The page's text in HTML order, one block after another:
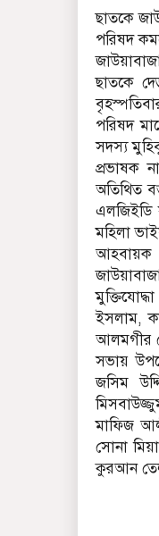
ছাতকে
পরিষদ
ছাতকে
পরিষদ
সদস্য
প্রভাষক
অতিথিত
এলজিইডি
মহিলা
আহবায়ক
ইসলাম,
আলমগীর
সভায়
জসিম
মাফিজ
সোনা
কুরআন